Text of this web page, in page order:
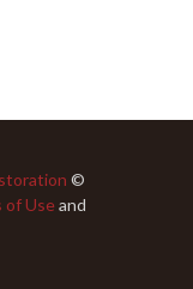
©
of Useand